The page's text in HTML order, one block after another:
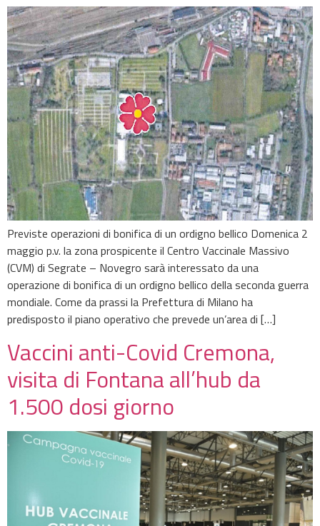
Previste operazioni di bonifica di un ordigno bellico Domenica 2
maggio p.v. la zona prospicente il Centro Vaccinale Massivo
(CVM) di Segrate – Novegro sarà interessato da una
operazione di bonifica di un ordigno bellico della seconda guerra
mondiale. Come da prassi la Prefettura di Milano ha
predisposto il piano operativo che prevede un’area di […]
Vaccini anti-Covid Cremona,
visita di Fontana all’hub da
1.500 dosi giorno